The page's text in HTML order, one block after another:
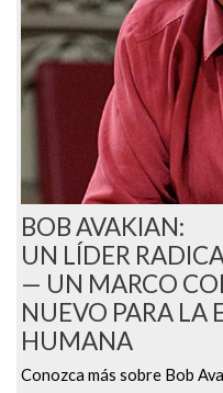
BOB AVAKIAN:
UN LÍDER
— UN MARCO
NUEVO PARA LA
HUMANA
Conozca más sobre Bob